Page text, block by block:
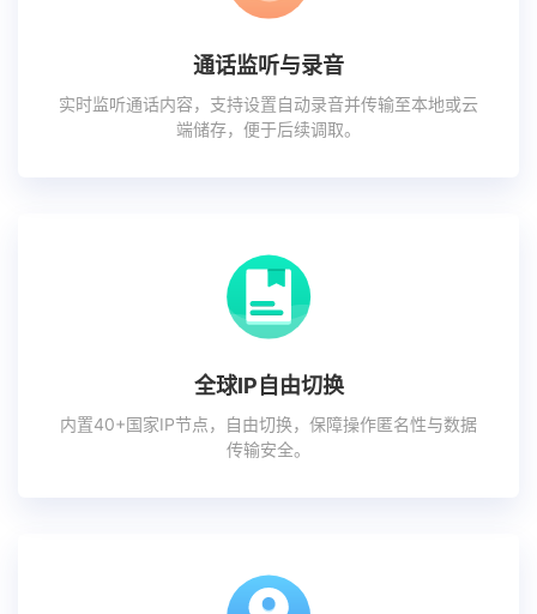
通话监听与录音
实时监听通话内容，支持设置自动录音并传输至本地或云
端储存，便于后续调取。
全球IP自由切换
内置40+国家IP节点，自由切换，保障操作匿名性与数据
传输安全。